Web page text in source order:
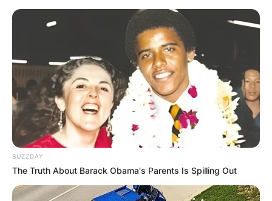
BUZZDAY
The Truth About Barack Obama's Parents Is Spilling Out